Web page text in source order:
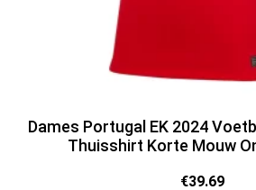
Dames Portugal EK 2024
Thuisshirt Korte Mouw
€39.69